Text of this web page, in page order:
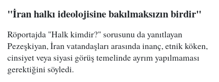
"İran halkı ideolojisine bakılmaksızın birdir"
Röportajda "Halk kimdir?" sorusunu da yanıtlayan
Pezeşkiyan, İran vatandaşları arasında inanç, etnik köken,
cinsiyet veya siyasi görüş temelinde ayrım yapılmaması
gerektiğini söyledi.